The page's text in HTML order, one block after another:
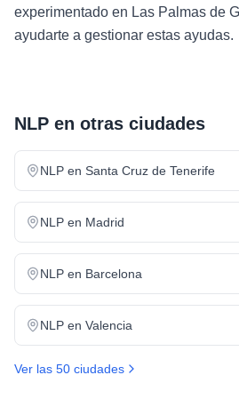
experimentado en Las Palmas de
ayudarte a gestionar estas ayudas.
NLP en otras ciudades
NLP en Santa Cruz de Tenerife
NLP en Madrid
NLP en Barcelona
NLP en Valencia
Ver las 50 ciudades